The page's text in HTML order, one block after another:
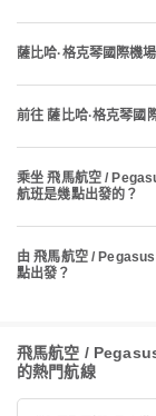
薩比哈·格克琴國際機
前往 薩比哈·格克琴國
乘坐 飛馬航空 /
航班是幾點出發的？
由 飛馬航空 /
點出發？
飛馬航空 /
的熱門航線